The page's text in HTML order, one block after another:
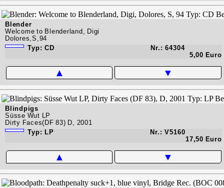
Blender
Welcome to Blenderland, Digi
Dolores,S,94
Typ: CD
Nr.: 64304
5,00 Euro
▲ ▼
Blindpigs
Süsse Wut LP
Dirty Faces(DF 83) D, 2001
Typ: LP
Nr.: V5160
17,50 Euro
▲ ▼